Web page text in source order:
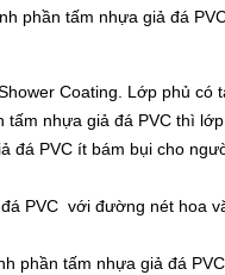
phần tấm nhựa giả đá
Coating. Lớp phủ có
tấm nhựa giả đá PVC thì
đá PVC ít bám bụi cho
PVC với đường nét hoa
phần tấm nhựa giả đá